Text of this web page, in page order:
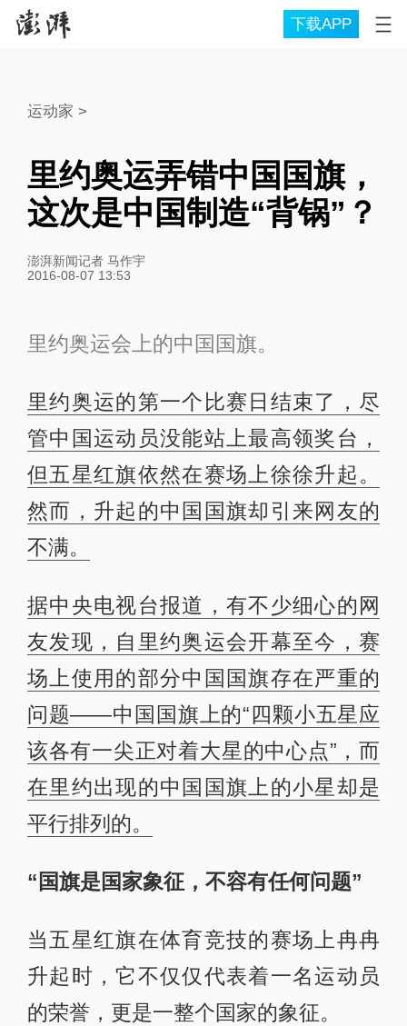
下载APP
运动家 >
里约奥运弄错中国国旗，
这次是中国制造“背锅”？
澎湃新闻记者 马作宇
2016-08-07 13:53
里约奥运会上的中国国旗。
里约奥运的第一个比赛日结束了，尽
管中国运动员没能站上最高领奖台，
但五星红旗依然在赛场上徐徐升起。
然而，升起的中国国旗却引来网友的
不满。
据中央电视台报道，有不少细心的网
友发现，自里约奥运会开幕至今，赛
场上使用的部分中国国旗存在严重的
问题——中国国旗上的“四颗小五星应
该各有一尖正对着大星的中心点”，而
在里约出现的中国国旗上的小星却是
平行排列的。
“国旗是国家象征，不容有任何问题”
当五星红旗在体育竞技的赛场上冉冉
升起时，它不仅仅代表着一名运动员
的荣誉，更是一整个国家的象征。